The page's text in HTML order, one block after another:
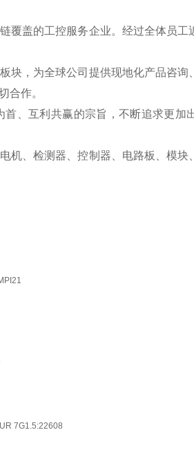
覆盖的工控服务企业。经过全体员工
，为全球公司提供现地化产品咨询
合作。
、互利共赢的宗旨，不断追求更加
机、检测器、控制器、电路板、模块
7G1.5:22608